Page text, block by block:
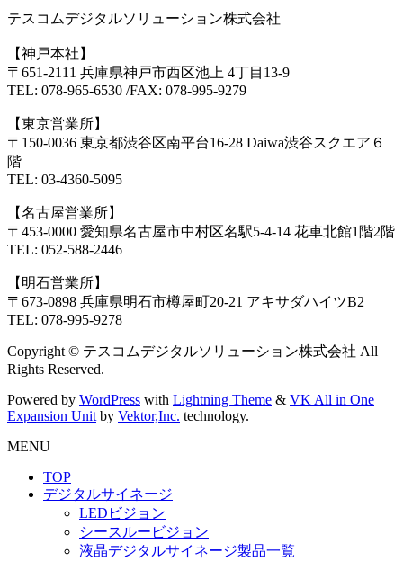
テスコムデジタルソリューション株式会社
【神戸本社】
〒651-2111 兵庫県神戸市西区池上 4丁目13-9
TEL: 078-965-6530 /FAX: 078-995-9279
【東京営業所】
〒150-0036 東京都渋谷区南平台16-28 Daiwa渋谷スクエア６
階
TEL: 03-4360-5095
【名古屋営業所】
〒453-0000 愛知県名古屋市中村区名駅5-4-14 花車北館1階2階
TEL: 052-588-2446
【明石営業所】
〒673-0898 兵庫県明石市樽屋町20-21 アキサダハイツB2
TEL: 078-995-9278
Copyright © テスコムデジタルソリューション株式会社 All
Rights Reserved.
Powered by WordPress with Lightning Theme & VK All in One
Expansion Unit by Vektor,Inc. technology.
MENU
TOP
デジタルサイネージ
LEDビジョン
シースルービジョン
液晶デジタルサイネージ製品一覧